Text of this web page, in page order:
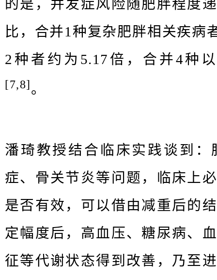
的是，并发症风险随肥胖程度
比，合并1种复杂肥胖相关疾病
2种者约为5.17倍，合并4种
[7,8] 。
潘琦教授结合临床实践谈到
症、⻣关节炎等问题，临床上
是否有效，可以借由减重后的
定幅度后，⾼⾎压、糖尿病、
征等代谢状态得到改善，乃⾄